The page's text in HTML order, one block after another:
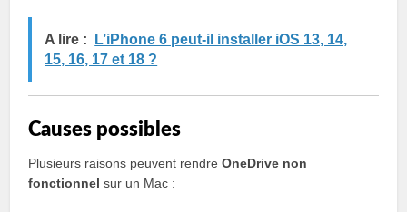
A lire :
L’iPhone 6 peut-il installer iOS 13, 14,
15, 16, 17 et 18 ?
Causes possibles
Plusieurs raisons peuvent rendreOneDrive non
fonctionnel sur un Mac :